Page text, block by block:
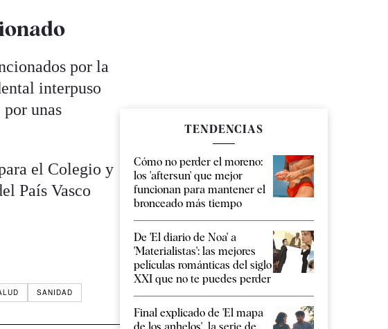
por la
interpuso
unas
el Colegio y
País Vasco
SANIDAD
TENDENCIAS
Cómo no perder el moreno:
los 'aftersun' que mejor
funcionan para mantener el
bronceado más tiempo
De 'El diario de Noa' a
'Materialistas': las mejores
películas románticas del siglo
XXI que no te puedes perder
Final explicado de 'El mapa